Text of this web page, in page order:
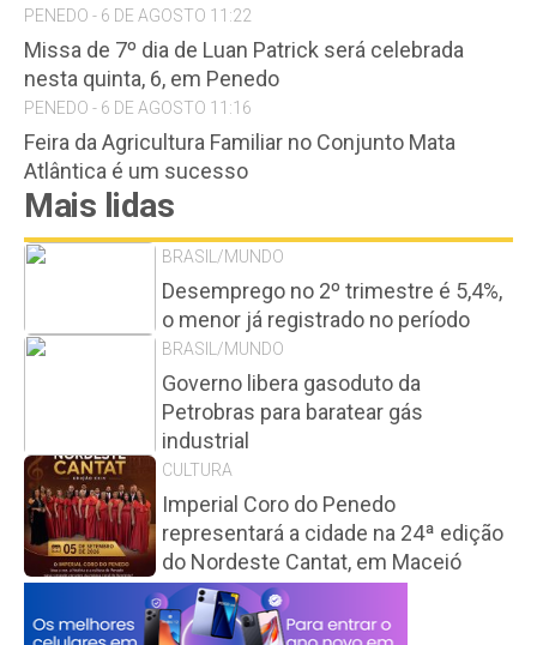
PENEDO - 6 DE AGOSTO 11:22
Missa de 7º dia de Luan Patrick será celebrada
nesta quinta, 6, em Penedo
PENEDO - 6 DE AGOSTO 11:16
Feira da Agricultura Familiar no Conjunto Mata
Atlântica é um sucesso
Mais lidas
BRASIL/MUNDO
Desemprego no 2º trimestre é 5,4%,
o menor já registrado no período
BRASIL/MUNDO
Governo libera gasoduto da
Petrobras para baratear gás
industrial
CULTURA
Imperial Coro do Penedo
representará a cidade na 24ª edição
do Nordeste Cantat, em Maceió